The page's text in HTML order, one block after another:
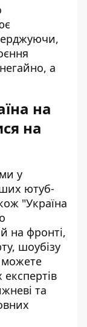
а
на
на
у
ютуб-
"Україна
на фронті,
шоубізу
можете
експертів
та